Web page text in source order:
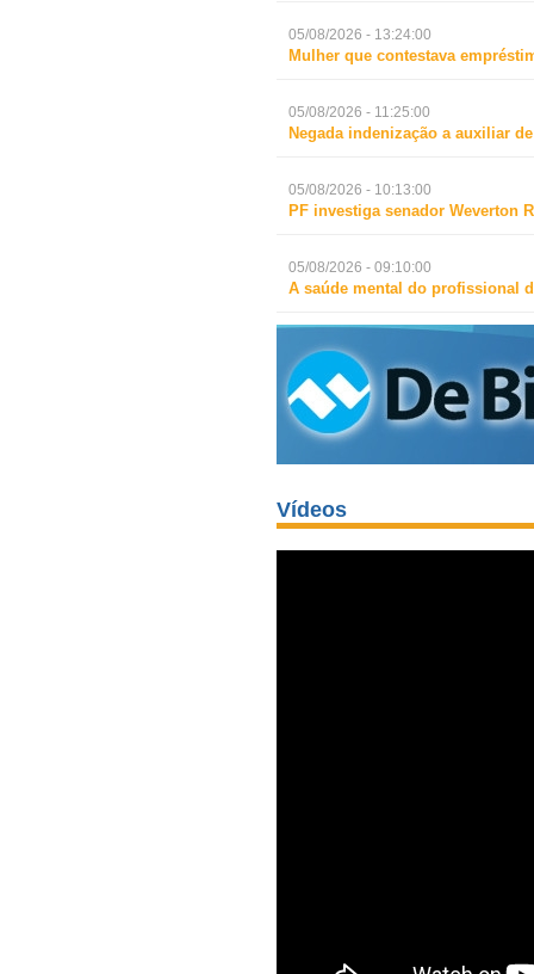
05/08/2026 - 13:24:00
Mulher que contestava
05/08/2026 - 11:25:00
Negada indenização a auxiliar
05/08/2026 - 10:13:00
PF investiga senador Weverton
05/08/2026 - 09:10:00
A saúde mental do profissional
Vídeos